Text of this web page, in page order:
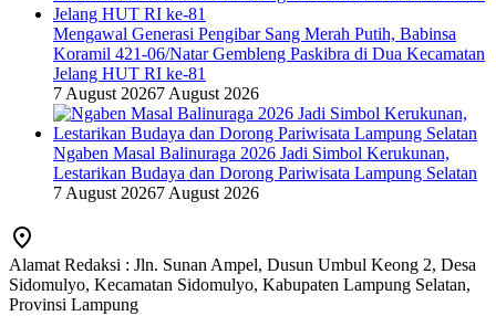
Mengawal Generasi Pengibar Sang Merah Putih, Babinsa
Koramil 421-06/Natar Gembleng Paskibra di Dua Kecamatan
Jelang HUT RI ke-81
7 August 20267 August 2026
Ngaben Masal Balinuraga 2026 Jadi Simbol Kerukunan,
Lestarikan Budaya dan Dorong Pariwisata Lampung Selatan
7 August 20267 August 2026
Alamat Redaksi : Jln. Sunan Ampel, Dusun Umbul Keong 2, Desa
Sidomulyo, Kecamatan Sidomulyo, Kabupaten Lampung Selatan,
Provinsi Lampung